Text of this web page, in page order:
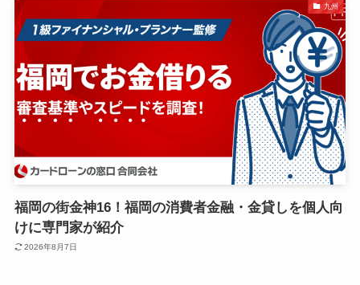
九州
福岡の街金神16！福岡の消費者金融・金貸しを個人向
けに専門家が紹介
2026年8月7日